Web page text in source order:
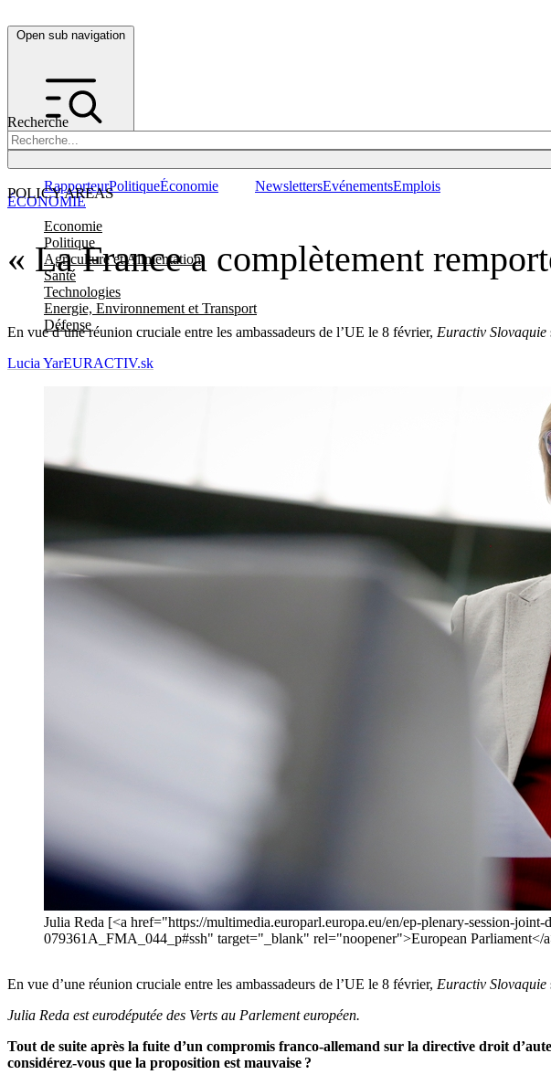
Open sub navigation
Recherche
POLICY AREAS
Economie
Politique
Agriculture et Alimentation
Santé
Technologies
Energie, Environnement et Transport
Défense
RapporteurPolitiqueÉconomie NewslettersEvénementsEmplois
« La France a complètement
En vue d’une réunion cruciale entre les ambassadeurs de l’UE le 8 février, Euractiv Slovaquie
ÉCONOMIE
Lucia YarEURACTIV.sk
Julia Reda [<a href="https://multimedia.europarl.europa.eu/en/ep-plenary-session-
079361A_FMA_044_p#ssh" target="_blank" rel="noopener">European Parliament</
En vue d’une réunion cruciale entre les ambassadeurs de l’UE le 8 février, Euractiv Slovaquie
Julia Reda est eurodéputée des Verts au Parlement européen.
Tout de suite après la fuite d’un compromis franco-allemand sur la directive droit
considérez-vous que la proposition est mauvaise ?